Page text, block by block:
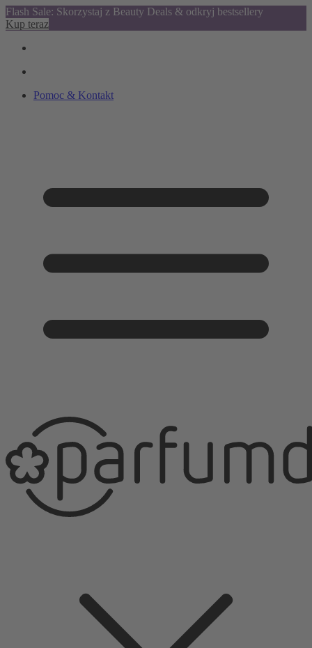
Flash Sale: Skorzystaj z Beauty Deals & odkryj bestsellery
Kup teraz
Pomoc & Kontakt